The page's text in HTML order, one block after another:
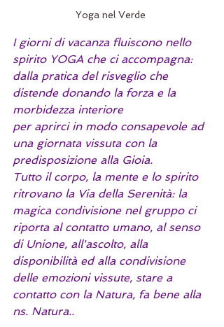
Yoga nel Verde
I giorni di vacanza fluiscono nello
spirito YOGA che ci accompagna:
dalla pratica del risveglio che
distende donando la forza e la
morbidezza interiore
per aprirci in modo consapevole ad
una giornata vissuta con la
predisposizione alla Gioia.
Tutto il corpo, la mente e lo spirito
ritrovano la Via della Serenità: la
magica condivisione nel gruppo ci
riporta al contatto umano, al senso
di Unione, all'ascolto, alla
disponibilità ed alla condivisione
delle emozioni vissute, stare a
contatto con la Natura, fa bene alla
ns. Natura..